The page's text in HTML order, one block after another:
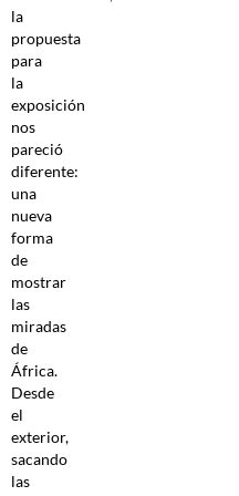
la
propuesta
para
la
exposición
nos
pareció
diferente:
una
nueva
forma
de
mostrar
las
miradas
de
África.
Desde
el
exterior,
sacando
las